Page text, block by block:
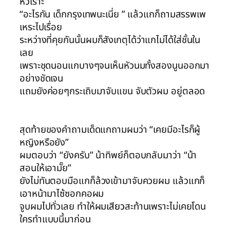
“อะไรกัน เด็กกรุงเทพนะเนี่ย ” แล้วแกก็ถามสรรพเพ
เหระไปเรื่อย
ระหว่างที่คุยกันนั้นผมก็สังเกตุได้ว่าแกไม่ได้ใส่ชั้นใน
เลย
เพราะชุดนอนแกบางๆจนเห็นหัวนมทั้งสองนูนออกมา
อย่างชัดเจน
แถมยังค่อยๆกระเถิบมาจับแขน จับตัวผม อยู่ตลอด
สุดท้ายของคำถามเด็ดแกถามผมว่า “เคยมีอะไรก็ผู้
หญิงหรือยัง”
ผมตอบว่า “ยังครับ” น้าทิพย์ก็ตอบกลับมาว่า “น้า
สอนให้เอามั๊ย”
ยังไม่ทันตอบมือแกก็ล้วงเข้ามาจับควยผม แล้วแกก็
เอาหน้ามาไซ้ซอกคอผม
จูบผมไปทั่วเลย ทำให้ผมเสียวสะท้านเพราะไม่เคยโดน
ใครทำแบบนี้มาก่อน